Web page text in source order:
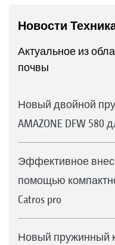
Новости
Актуальное из
почвы
Новый двойной
AMAZONE DFW 580
Эффективное
помощью
Catros pro
Новый пружинный